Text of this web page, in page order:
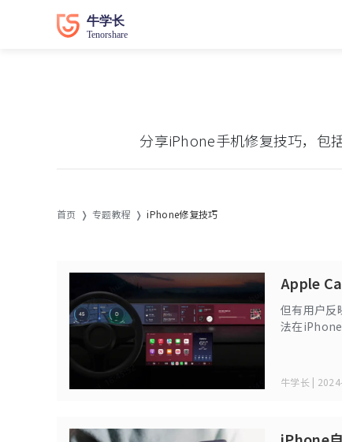
分享iPhone手机修复技巧，包
首页 专题教程 iPhone修复技巧
Apple
但有用户
法在
牛学长 |